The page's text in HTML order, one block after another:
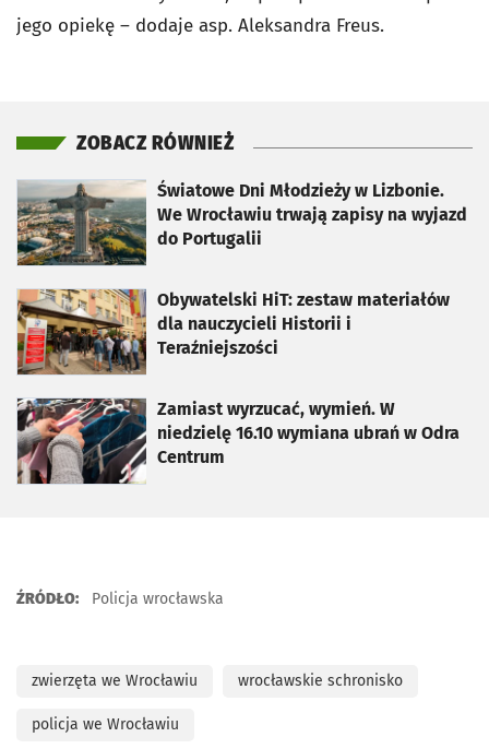
jego opiekę – dodaje asp. Aleksandra Freus.
ZOBACZ RÓWNIEŻ
Światowe Dni Młodzieży w Lizbonie.
We Wrocławiu trwają zapisy na wyjazd
do Portugalii
otworzy się w nowej karcie
Obywatelski HiT: zestaw materiałów
dla nauczycieli Historii i
Teraźniejszości
otworzy się w nowej karcie
Zamiast wyrzucać, wymień. W
niedzielę 16.10 wymiana ubrań w Odra
Centrum
otworzy się w nowej karcie
ŹRÓDŁO: Policja wrocławska
zwierzęta we Wrocławiu wrocławskie schronisko
policja we Wrocławiu